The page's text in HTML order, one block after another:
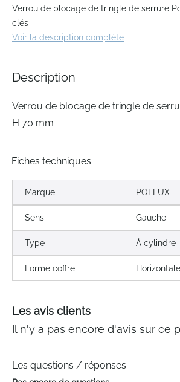
to
the
beginning
of
gallery
Verrou de blocage de tringle de serrure
clés
Voir la description complète
Description
Verrou de blocage de tringle de
H 70 mm
Fiches techniques
Marque POLLUX
Sens Gauche
Type À cylindre
Forme coffre Horizontale
Les avis clients
Il n'y a pas encore d'avis sur ce
Les questions / réponses